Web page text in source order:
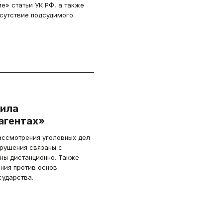
статьи УК РФ, а также
подсудимого.
уголовных дел
связаны с
дистанционно. Также
против основ